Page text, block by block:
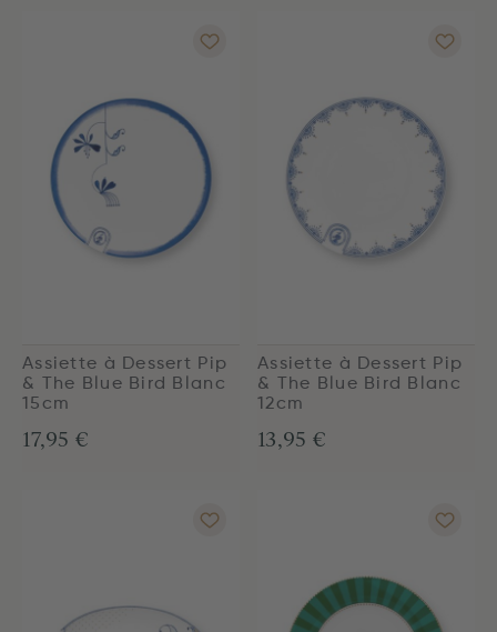
Assiette à Dessert Pip
& The Blue Bird Blanc
15cm
17,95 €
Assiette à Dessert Pip
& The Blue Bird Blanc
12cm
13,95 €